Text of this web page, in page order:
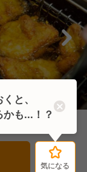
気になる
気になる
と、
も...！？